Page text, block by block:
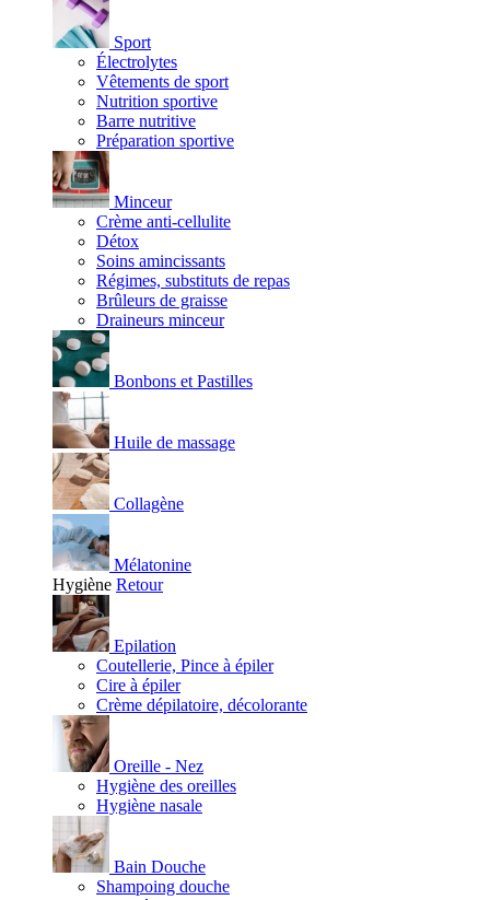
Sport
Électrolytes
Vêtements de sport
Nutrition sportive
Barre nutritive
Préparation sportive
Minceur
Crème anti-cellulite
Détox
Soins amincissants
Régimes, substituts de repas
Brûleurs de graisse
Draineurs minceur
Bonbons et Pastilles
Huile de massage
Collagène
Mélatonine
Hygiène Retour
Epilation
Coutellerie, Pince à épiler
Cire à épiler
Crème dépilatoire, décolorante
Oreille - Nez
Hygiène des oreilles
Hygiène nasale
Bain Douche
Shampoing douche